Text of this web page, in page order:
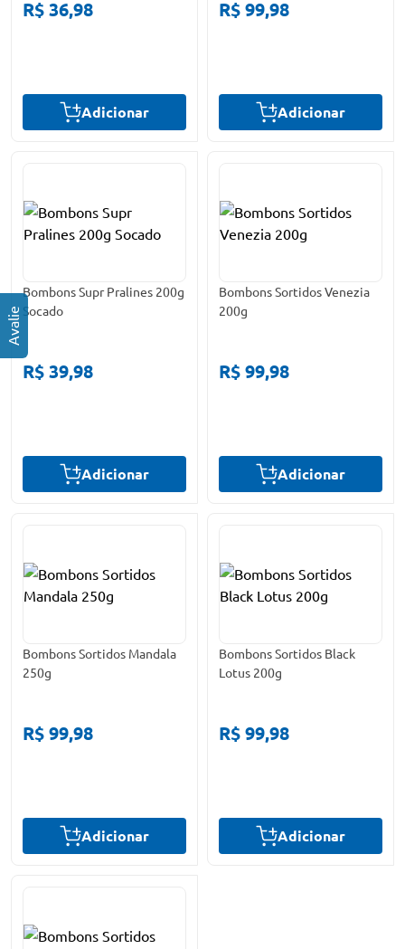
R$ 36,98
Adicionar
R$ 99,98
Adicionar
Bombons Supr Pralines 200g
Socado
R$ 39,98
Adicionar
Bombons Sortidos Venezia
200g
R$ 99,98
Adicionar
Bombons Sortidos Mandala
250g
R$ 99,98
Adicionar
Bombons Sortidos Black
Lotus 200g
R$ 99,98
Adicionar